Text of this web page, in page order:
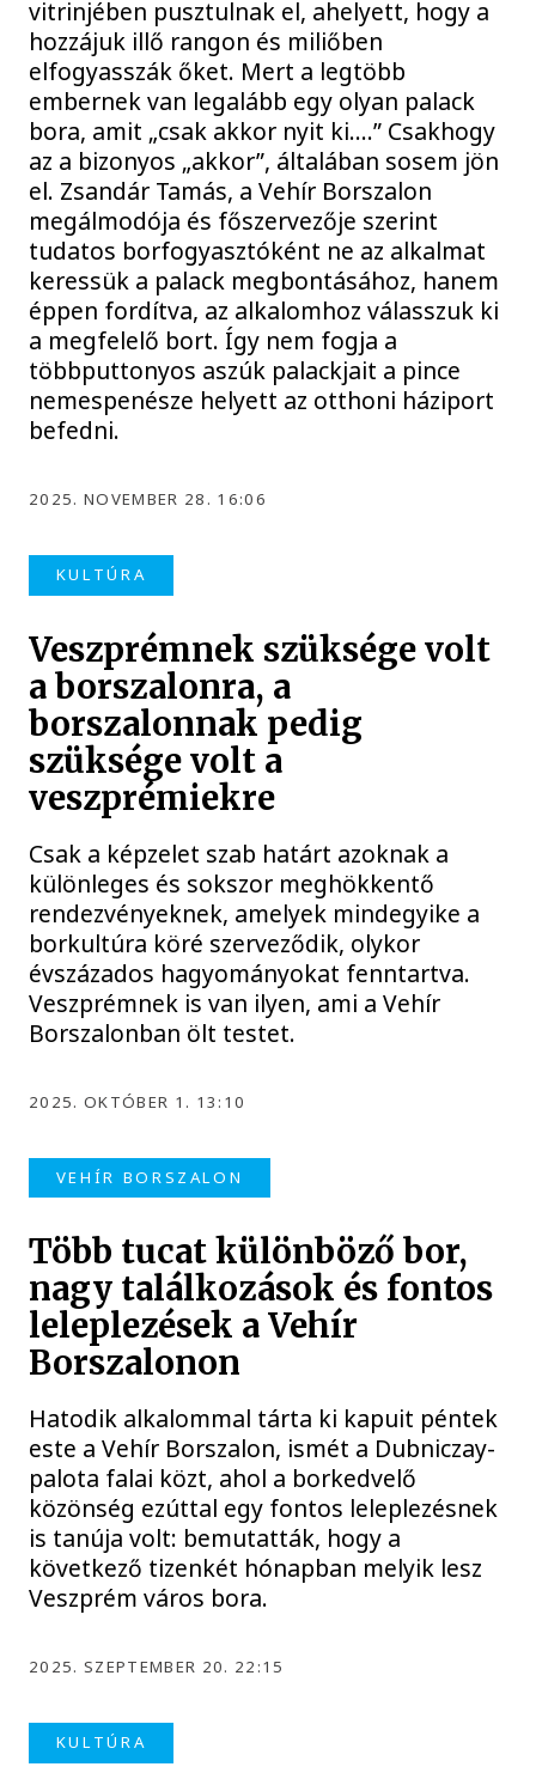
vitrinjében pusztulnak el, ahelyett, hogy a
hozzájuk illő rangon és miliőben
elfogyasszák őket. Mert a legtöbb
embernek van legalább egy olyan palack
bora, amit „csak akkor nyit ki….” Csakhogy
az a bizonyos „akkor”, általában sosem jön
el. Zsandár Tamás, a Vehír Borszalon
megálmodója és főszervezője szerint
tudatos borfogyasztóként ne az alkalmat
keressük a palack megbontásához, hanem
éppen fordítva, az alkalomhoz válasszuk ki
a megfelelő bort. Így nem fogja a
többputtonyos aszúk palackjait a pince
nemespenésze helyett az otthoni háziport
befedni.
2025. NOVEMBER 28. 16:06
KULTÚRA
Veszprémnek szüksége volt
a borszalonra, a
borszalonnak pedig
szüksége volt a
veszprémiekre
Csak a képzelet szab határt azoknak a
különleges és sokszor meghökkentő
rendezvényeknek, amelyek mindegyike a
borkultúra köré szerveződik, olykor
évszázados hagyományokat fenntartva.
Veszprémnek is van ilyen, ami a Vehír
Borszalonban ölt testet.
2025. OKTÓBER 1. 13:10
VEHÍR BORSZALON
Több tucat különböző bor,
nagy találkozások és fontos
leleplezések a Vehír
Borszalonon
Hatodik alkalommal tárta ki kapuit péntek
este a Vehír Borszalon, ismét a Dubniczay-
palota falai közt, ahol a borkedvelő
közönség ezúttal egy fontos leleplezésnek
is tanúja volt: bemutatták, hogy a
következő tizenkét hónapban melyik lesz
Veszprém város bora.
2025. SZEPTEMBER 20. 22:15
KULTÚRA